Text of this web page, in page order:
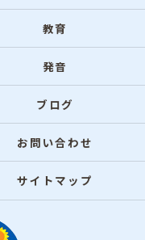
教育
発音
ブログ
お問い合わせ
サイトマップ